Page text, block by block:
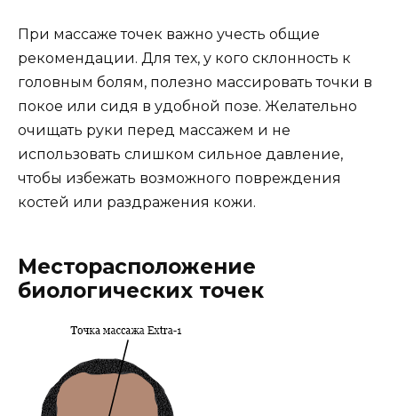
При массаже точек важно учесть общие
рекомендации. Для тех, у кого склонность к
головным болям, полезно массировать точки в
покое или сидя в удобной позе. Желательно
очищать руки перед массажем и не
использовать слишком сильное давление,
чтобы избежать возможного повреждения
костей или раздражения кожи.
Месторасположение
биологических точек